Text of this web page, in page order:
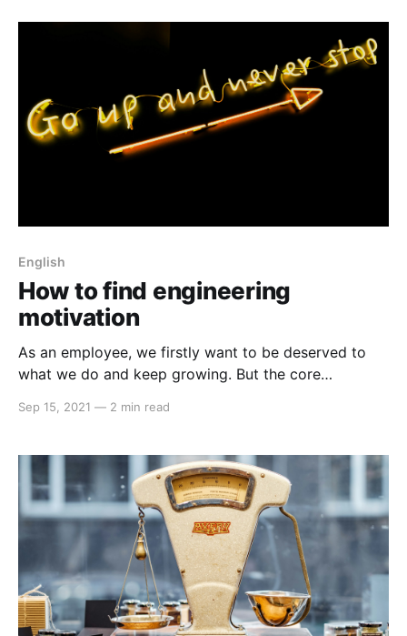
English
How to find engineering
motivation
As an employee, we firstly want to be deserved to
what we do and keep growing. But the core
innovation. Sometimes, we feel lost or goalless
specifically when our internal teams don't have
interesting ideas to implement.
Sep 15, 2021 — 2 min read